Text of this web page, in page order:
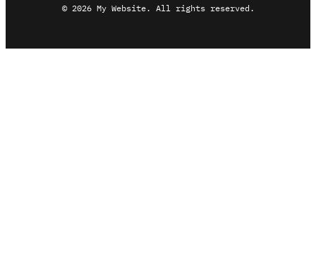
© 2026 My Website. All rights reserved.